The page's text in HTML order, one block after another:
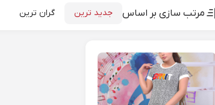
مرتب سازی بر اساس جدید ترین گران ترین